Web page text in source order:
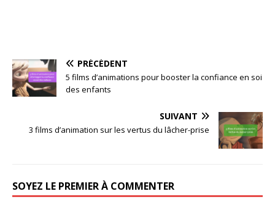
PRÉCÉDENT
5 films d’animations pour booster la confiance en soi
des enfants
SUIVANT
3 films d’animation sur les vertus du lâcher-prise
SOYEZ LE PREMIER À COMMENTER